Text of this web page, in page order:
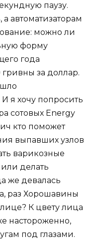
паузу.
автоматизаторам
можно ли
форму
года
за доллар.
я хочу попросить
сотовых Energy
кто поможет
выпавших узлов
варикозные
делать
же девалась
раз Хорошавины
К цвету лица
настороженно,
под глазами.